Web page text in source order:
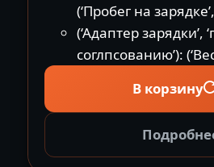
(‘Пробег на зарядке’,
(‘Адаптер зарядки’,
соглпсованию’):
В корзину